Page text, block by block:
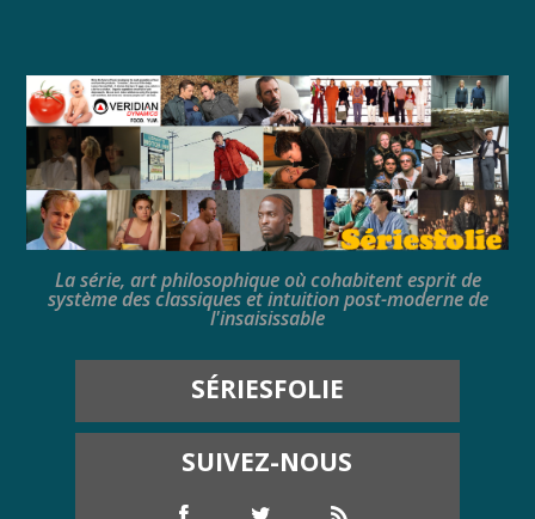
La série, art philosophique où cohabitent esprit de
système des classiques et intuition post-moderne de
l'insaisissable
SÉRIESFOLIE
SUIVEZ-NOUS